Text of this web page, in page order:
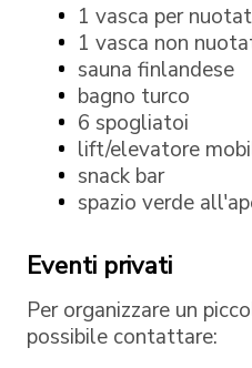
1 vasca per
1 vasca non
sauna finlandese
bagno turco
6 spogliatoi
lift/elevatore
snack bar
spazio verde
Eventi privati
Per organizzare un
possibile contattare: